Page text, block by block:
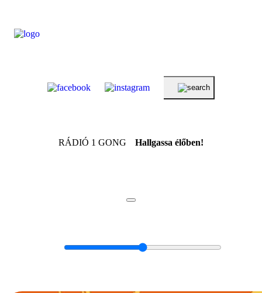
RÁDIÓ 1 GONG Hallgassa élőben!